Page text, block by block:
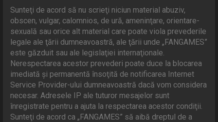
Sunteţi de acord să nu scrieţi niciun material abuziv,
obscen, vulgar, calomnios, de ură, ameninţare, orientare-
sexuală sau orice alt material care poate viola prevederile
legale ale ţării dumneavoastră, ale ţării unde „FANGAMES”
este găzduit sau ale legislaţiei internaţionale.
Nerespectarea acestor prevederi poate duce la blocarea
imediată şi permanentă însoţită de notificarea Internet
Service Provider-ului dumneavoastră dacă vom considera
necesar. Adresele IP ale tuturor mesajelor sunt
înregistrate pentru a ajuta la respectarea acestor condiţii.
Sunteţi de acord ca „FANGAMES” să aibă dreptul de a